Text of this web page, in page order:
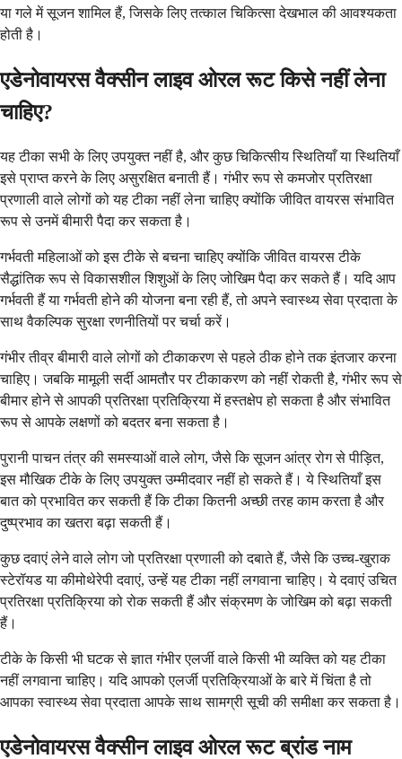
या गले में सूजन शामिल हैं, जिसके लिए तत्काल चिकित्सा देखभाल की आवश्यकता
होती है।
एडेनोवायरस वैक्सीन लाइव ओरल रूट किसे नहीं लेना
चाहिए?
यह टीका सभी के लिए उपयुक्त नहीं है, और कुछ चिकित्सीय स्थितियाँ या स्थितियाँ
इसे प्राप्त करने के लिए असुरक्षित बनाती हैं। गंभीर रूप से कमजोर प्रतिरक्षा
प्रणाली वाले लोगों को यह टीका नहीं लेना चाहिए क्योंकि जीवित वायरस संभावित
रूप से उनमें बीमारी पैदा कर सकता है।
गर्भवती महिलाओं को इस टीके से बचना चाहिए क्योंकि जीवित वायरस टीके
सैद्धांतिक रूप से विकासशील शिशुओं के लिए जोखिम पैदा कर सकते हैं। यदि आप
गर्भवती हैं या गर्भवती होने की योजना बना रही हैं, तो अपने स्वास्थ्य सेवा प्रदाता के
साथ वैकल्पिक सुरक्षा रणनीतियों पर चर्चा करें।
गंभीर तीव्र बीमारी वाले लोगों को टीकाकरण से पहले ठीक होने तक इंतजार करना
चाहिए। जबकि मामूली सर्दी आमतौर पर टीकाकरण को नहीं रोकती है, गंभीर रूप से
बीमार होने से आपकी प्रतिरक्षा प्रतिक्रिया में हस्तक्षेप हो सकता है और संभावित
रूप से आपके लक्षणों को बदतर बना सकता है।
पुरानी पाचन तंत्र की समस्याओं वाले लोग, जैसे कि सूजन आंत्र रोग से पीड़ित,
इस मौखिक टीके के लिए उपयुक्त उम्मीदवार नहीं हो सकते हैं। ये स्थितियाँ इस
बात को प्रभावित कर सकती हैं कि टीका कितनी अच्छी तरह काम करता है और
दुष्प्रभाव का खतरा बढ़ा सकती हैं।
कुछ दवाएं लेने वाले लोग जो प्रतिरक्षा प्रणाली को दबाते हैं, जैसे कि उच्च-खुराक
स्टेरॉयड या कीमोथेरेपी दवाएं, उन्हें यह टीका नहीं लगवाना चाहिए। ये दवाएं उचित
प्रतिरक्षा प्रतिक्रिया को रोक सकती हैं और संक्रमण के जोखिम को बढ़ा सकती
हैं।
टीके के किसी भी घटक से ज्ञात गंभीर एलर्जी वाले किसी भी व्यक्ति को यह टीका
नहीं लगवाना चाहिए। यदि आपको एलर्जी प्रतिक्रियाओं के बारे में चिंता है तो
आपका स्वास्थ्य सेवा प्रदाता आपके साथ सामग्री सूची की समीक्षा कर सकता है।
एडेनोवायरस वैक्सीन लाइव ओरल रूट ब्रांड नाम